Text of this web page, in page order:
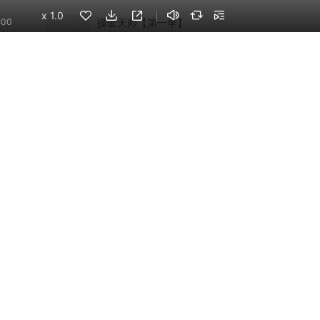
摸金天师【第一季】
（紫襟演播）
x 1.0